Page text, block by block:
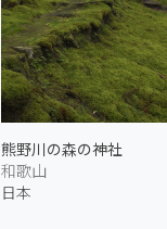
熊野川の森の神社
和歌山
日本